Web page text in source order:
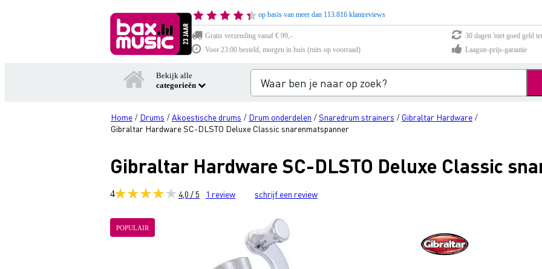
op basis van meer dan 113.816 klantreviews
Gratis verzending vanaf € 99,-
30 dagen 'niet goed geld
Voor 23:00 besteld, morgen in huis (mits op voorraad)
Laagste-prijs-garantie
Bekijk alle
categorieën
Home / Drums /Akoestische drums / Drum onderdelen /Snaredrum strainers / Gibraltar Hardware /
Gibraltar Hardware SC-DLSTO Deluxe Classic snarenmatspanner
Gibraltar Hardware SC-DLSTO Deluxe Classic
4 4,0 / 5 1 review schrijf een review
POPULAIR